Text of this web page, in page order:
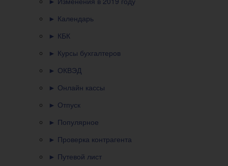
► Календарь
► КБК
► Курсы бухгалтеров
► ОКВЭД
► Онлайн кассы
► Отпуск
► Популярное
► Проверка контрагента
► Путевой лист